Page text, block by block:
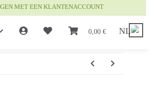
MET EEN KLANTENACCOUNT
0,00 € NL